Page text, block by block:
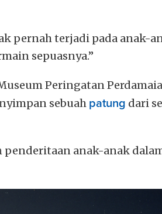
pernah terjadi pada anak-
sepuasnya.”
Peringatan
sebuah patung dari
anak-anak